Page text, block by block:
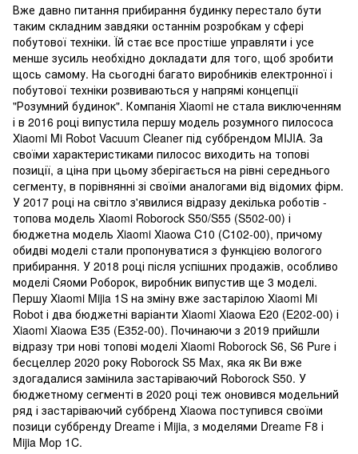
Вже давно питання прибирання будинку перестало бути
таким складним завдяки останнім розробкам у сфері
побутової техніки. Їй стає все простіше управляти і усе
менше зусиль необхідно докладати для того, щоб зробити
щось самому. На сьогодні багато виробників електронної і
побутової техніки розвиваються у напрямі концепції
"Розумний будинок". Компанія Xiaomi не стала виключенням
і в 2016 році випустила першу модель розумного пилососа
Xiaomi Mi Robot Vacuum Cleaner під суббрендом MIJIA. За
своїми характеристиками пилосос виходить на топові
позиції, а ціна при цьому зберігається на рівні середнього
сегменту, в порівнянні зі своїми аналогами від відомих фірм.
У 2017 році на світло з'явилися відразу декілька роботів -
топова модель Xiaomi Roborock S50/S55 (S502-00) і
бюджетна модель Xiaomi Xiaowa C10 (C102-00), причому
обидві моделі стали пропонуватися з функцією вологого
прибирання. У 2018 році після успішних продажів, особливо
моделі Сяоми Роборок, виробник випустив ще 3 моделі.
Першу Xiaomi Mijia 1S на зміну вже застарілою Xiaomi Mi
Robot і два бюджетні варіанти Xiaomi Xiaowa E20 (E202-00) і
Xiaomi Xiaowa E35 (E352-00). Починаючи з 2019 прийшли
відразу три нові топові моделі Xiaomi Roborock S6, S6 Pure і
бесцеллер 2020 року Roborock S5 Max, яка як Ви вже
здогадалися замінила застаріваючий Roborock S50. У
бюджетному сегменті в 2020 році теж оновився модельний
ряд і застаріваючий суббренд Xiaowa поступився своїми
позици суббренду Dreame і Mijia, з моделями Dreame F8 і
Mijia Mop 1C.